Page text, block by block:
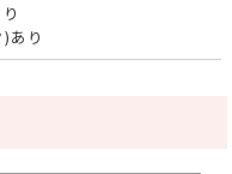
あり